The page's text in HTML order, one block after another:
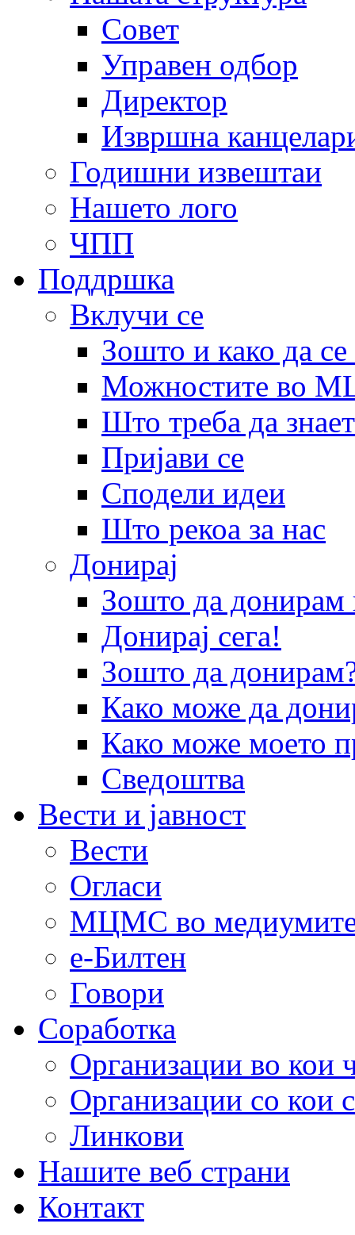
Совет
Управен одбор
Директор
Извршна
Годишни извештаи
Нашето лого
ЧПП
Поддршка
Вклучи се
Зошто и како да
Можностите во
Што треба да
Пријави се
Сподели идеи
Што рекоа за нас
Донирај
Зошто да
Донирај сега!
Зошто да
Како може да
Како може моето
Сведоштва
Вести и јавност
Вести
Огласи
МЦМС во
е-Билтен
Говори
Соработка
Организации во кои
Организации со кои
Линкови
Нашите веб страни
Контакт